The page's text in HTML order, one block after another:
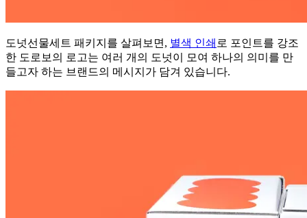
도넛선물세트 패키지를 살펴보면, 별색 인쇄 로 포인트를 강조
한 도로보의 로고는 여러 개의 도넛이 모여 하나의 의미를 만
들고자 하는 브랜드의 메시지가 담겨 있습니다.